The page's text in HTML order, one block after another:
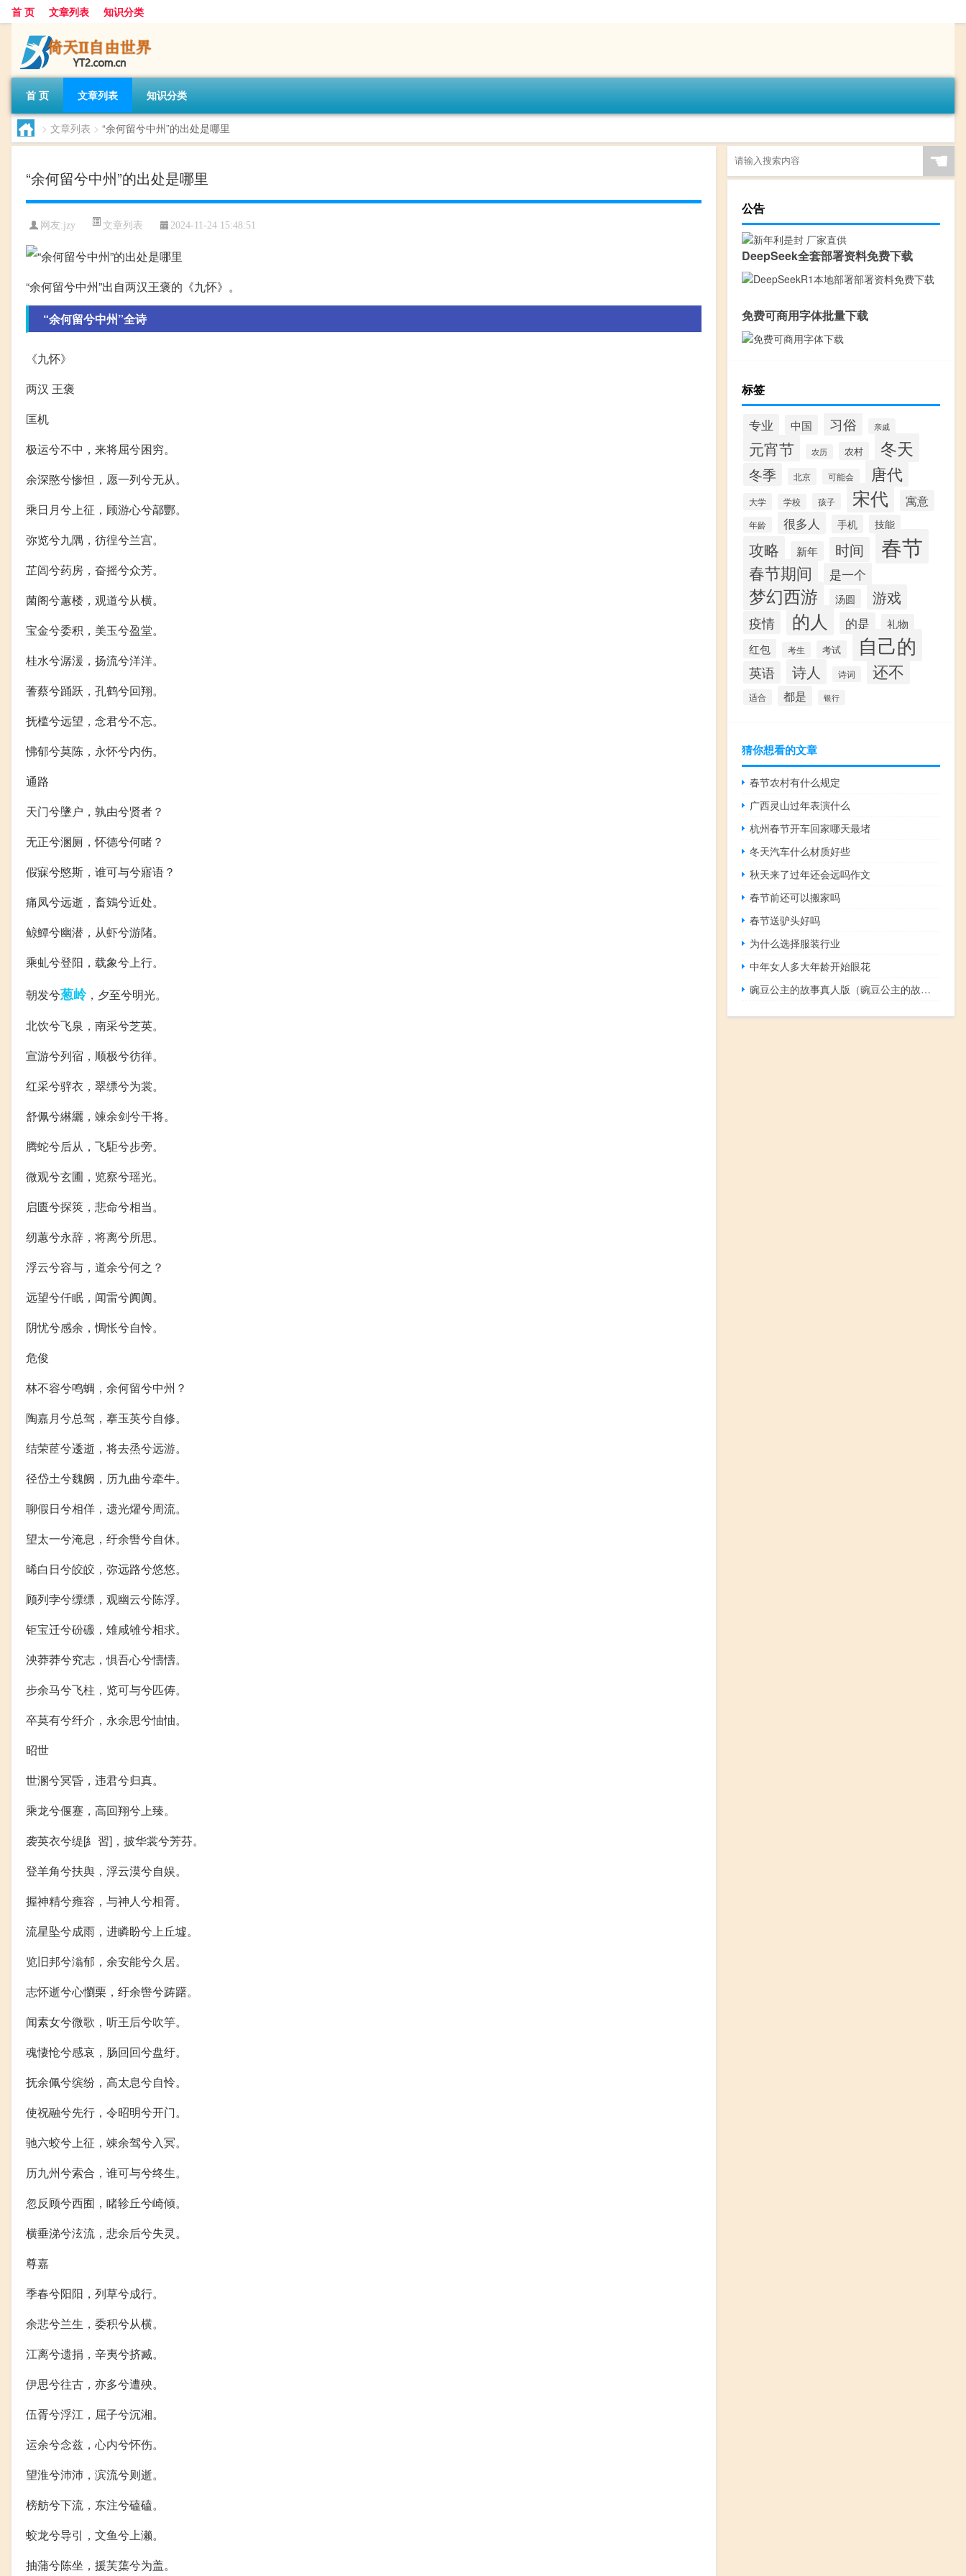
首 页 文章列表 知识分类
首 页 文章列表 知识分类
> 文章列表 > “余何留兮中州”的出处是哪里
“余何留兮中州”的出处是哪里
网友:jzy 文章列表 2024-11-24 15:48:51
“余何留兮中州”出自两汉王褒的《九怀》。
“余何留兮中州”全诗
《九怀》
两汉 王褒
匡机
极运兮不中，来将屈兮困穷。
余深愍兮惨怛，愿一列兮无从。
乘日月兮上征，顾游心兮鄗酆。
弥览兮九隅，彷徨兮兰宫。
芷闾兮药房，奋摇兮众芳。
菌阁兮蕙楼，观道兮从横。
宝金兮委积，美玉兮盈堂。
桂水兮潺湲，扬流兮洋洋。
蓍蔡兮踊跃，孔鹤兮回翔。
抚槛兮远望，念君兮不忘。
怫郁兮莫陈，永怀兮内伤。
通路
天门兮墬户，孰由兮贤者？
无正兮溷厕，怀德兮何睹？
假寐兮愍斯，谁可与兮寤语？
痛凤兮远逝，畜鴳兮近处。
鲸鱏兮幽潜，从虾兮游陼。
乘虬兮登阳，载象兮上行。
朝发兮葱岭，夕至兮明光。
北饮兮飞泉，南采兮芝英。
宣游兮列宿，顺极兮彷徉。
红采兮骍衣，翠缥兮为裳。
舒佩兮綝纚，竦余剑兮干将。
腾蛇兮后从，飞駏兮步旁。
微观兮玄圃，览察兮瑶光。
启匮兮探筴，悲命兮相当。
纫蕙兮永辞，将离兮所思。
浮云兮容与，道余兮何之？
远望兮仟眠，闻雷兮阗阗。
阴忧兮感余，惆怅兮自怜。
危俊
林不容兮鸣蜩，余何留兮中州？
陶嘉月兮总驾，搴玉英兮自修。
结荣茝兮逶逝，将去烝兮远游。
径岱土兮魏阙，历九曲兮牵牛。
聊假日兮相佯，遗光燿兮周流。
望太一兮淹息，纡余辔兮自休。
晞白日兮皎皎，弥远路兮悠悠。
顾列孛兮缥缥，观幽云兮陈浮。
钜宝迁兮砏磤，雉咸雊兮相求。
泱莽莽兮究志，惧吾心兮懤懤。
步余马兮飞柱，览可与兮匹俦。
卒莫有兮纤介，永余思兮怞怞。
昭世
世溷兮冥昏，违君兮归真。
乘龙兮偃蹇，高回翔兮上臻。
袭英衣兮缇[糹習]，披华裳兮芳芬。
登羊角兮扶舆，浮云漠兮自娱。
握神精兮雍容，与神人兮相胥。
流星坠兮成雨，进瞵盼兮上丘墟。
览旧邦兮滃郁，余安能兮久居。
志怀逝兮心懰栗，纡余辔兮踌躇。
闻素女兮微歌，听王后兮吹竽。
魂悽怆兮感哀，肠回回兮盘纡。
抚余佩兮缤纷，高太息兮自怜。
使祝融兮先行，令昭明兮开门。
驰六蛟兮上征，竦余驾兮入冥。
历九州兮索合，谁可与兮终生。
忽反顾兮西囿，睹轸丘兮崎倾。
横垂涕兮泫流，悲余后兮失灵。
尊嘉
季春兮阳阳，列草兮成行。
余悲兮兰生，委积兮从横。
江离兮遗捐，辛夷兮挤臧。
伊思兮往古，亦多兮遭殃。
伍胥兮浮江，屈子兮沉湘。
运余兮念兹，心内兮怀伤。
望淮兮沛沛，滨流兮则逝。
榜舫兮下流，东注兮磕磕。
蛟龙兮导引，文鱼兮上濑。
抽蒲兮陈坐，援芙蕖兮为盖。
☚
公告
DeepSeek全套部署资料免费下载
免费可商用字体批量下载
标签
专业 中国 习俗 亲戚
元宵节 农历 农村 冬天
冬季 北京 可能会 唐代
大学 学校 孩子 宋代 寓意
年龄 很多人 手机 技能
攻略 新年 时间 春节
春节期间 是一个
梦幻西游 汤圆 游戏
疫情 的人 的是
礼物
红包
考生 考试 自己的
英语 诗人 诗词 还不
适合 都是 银行
猜你想看的文章
春节农村有什么规定
广西灵山过年表演什么
杭州春节开车回家哪天最堵
冬天汽车什么材质好些
秋天来了过年还会远吗作文
春节前还可以搬家吗
春节送驴头好吗
为什么选择服装行业
中年女人多大年龄开始眼花
豌豆公主的故事真人版（豌豆公主的故事）